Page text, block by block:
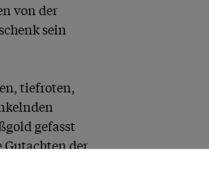
von der
sein
tiefroten,
gefasst
der
Wert